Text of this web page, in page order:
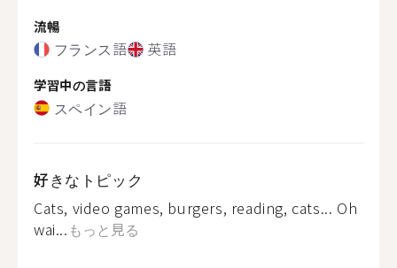
流暢
フランス語 英語
学習中の言語
スペイン語
好きなトピック
Cats, video games, burgers, reading, cats... Oh
wai... もっと見る